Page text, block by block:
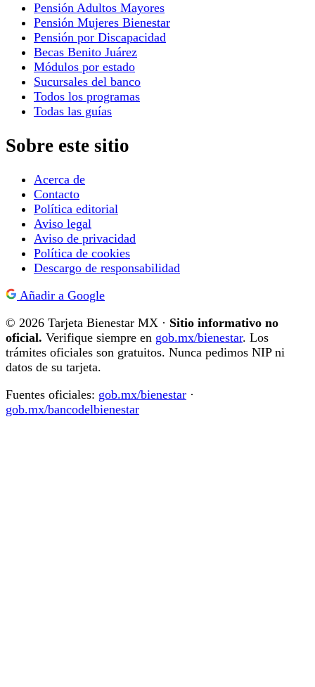
Pensión Adultos Mayores
Pensión Mujeres Bienestar
Pensión por Discapacidad
Becas Benito Juárez
Módulos por estado
Sucursales del banco
Todos los programas
Todas las guías
Sobre este sitio
Acerca de
Contacto
Política editorial
Aviso legal
Aviso de privacidad
Política de cookies
Descargo de responsabilidad
Añadir a Google
© 2026 Tarjeta Bienestar MX · Sitio informativo no
oficial. Verifique siempre en gob.mx/bienestar. Los
trámites oficiales son gratuitos. Nunca pedimos NIP ni
datos de su tarjeta.
Fuentes oficiales: gob.mx/bienestar ·
gob.mx/bancodelbienestar